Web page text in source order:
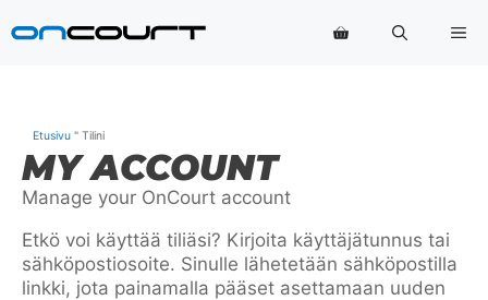
sisältöön
Etusivu " Tilini
MY ACCOUNT
Manage your OnCourt account
Etkö voi käyttää tiliäsi? Kirjoita käyttäjätunnus tai
sähköpostiosoite. Sinulle lähetetään sähköpostilla
linkki, jota painamalla pääset asettamaan uuden